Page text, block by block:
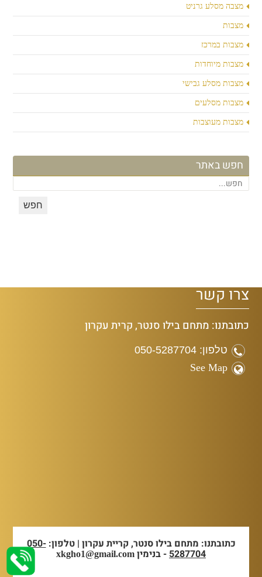
מצבה מסלע גרניט
מצבות
מצבות במרכז
מצבות מיוחדות
מצבות מסלע גבישי
מצבות מסלעים
מצבות מעוצבות
חפש באתר
צרו קשר
כתובתנו: מתחם בילו סנטר, קרית עקרון
טלפון: 050-5287704
See Map
כתובתנו: מתחם בילו סנטר, קריית עקרון | טלפון:050-
5287704- בנימין xkgho1@gmail.com